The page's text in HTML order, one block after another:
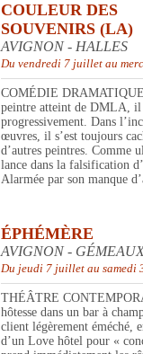
COULEUR DES
SOUVENIRS (LA)
AVIGNON - HALLES
Du vendredi 7 juillet au
COMÉDIE
peintre atteint de DMLA, il
progressivement. Dans
œuvres, il s’est toujours
d’autres peintres. Comme
lance dans la falsification
Alarmée par son manque
ÉPHÉMÈRE
AVIGNON -
Du jeudi 7 juillet au samedi
THÉÂTRE
hôtesse dans un bar à
client légèrement éméché,
d’un Love hôtel pour «